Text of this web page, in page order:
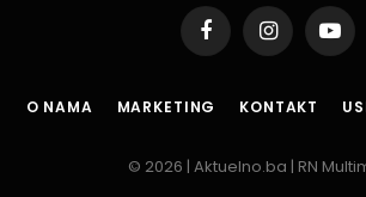
program